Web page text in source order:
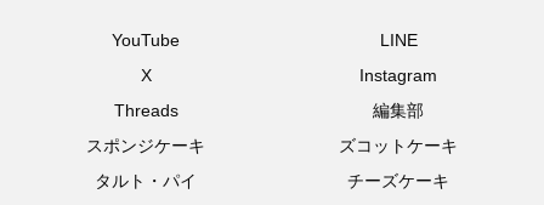
YouTube
LINE
X
Instagram
Threads
編集部
スポンジケーキ
ズコットケーキ
タルト・パイ
チーズケーキ